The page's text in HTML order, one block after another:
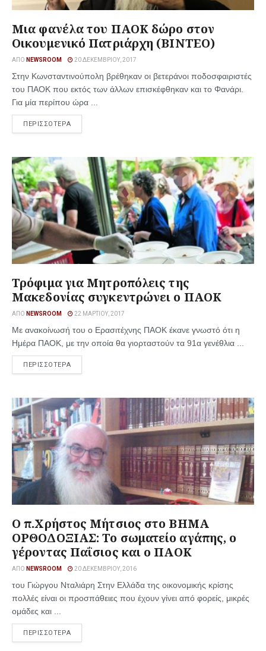
Μια φανέλα του ΠΑΟΚ δώρο στον
Οικουμενικό Πατριάρχη (ΒΙΝΤΕΟ)
ΑΠΌ NEWSROOM 20 ΔΕΚΕΜΒΡΊΟΥ, 2017
Στην Κωνσταντινούπολη βρέθηκαν οι βετεράνοι ποδοσφαιριστές
του ΠΑΟΚ που εκτός των άλλων επισκέφθηκαν και το Φανάρι.
Για μία περίπου ώρα ...
ΠΕΡΙΣΣΟΤΕΡΑ
Τρόφιμα για Μητροπόλεις της
Μακεδονίας συγκεντρώνει ο ΠΑΟΚ
ΑΠΌ NEWSROOM 22 ΜΑΡΤΊΟΥ, 2017
Με ανακοίνωσή του ο Ερασιτέχνης ΠΑΟΚ έκανε γνωστό ότι η
Ημέρα ΠΑΟΚ, με την οποία θα γιορταστούν τα 91α γενέθλια ...
ΠΕΡΙΣΣΟΤΕΡΑ
Ο π.Χρήστος Μήτσιος στο ΒΗΜΑ
ΟΡΘΟΔΟΞΙΑΣ: Το σωματείο αγάπης, ο
γέροντας Παΐσιος και ο ΠΑΟΚ
ΑΠΌ NEWSROOM 20 ΔΕΚΕΜΒΡΊΟΥ, 2016
του Γιώργου Νταλιάρη Στην Ελλάδα της οικονομικής κρίσης
πολλές είναι οι προσπάθειες που έχουν γίνει από φορείς, μικρές
ομάδες και ...
ΠΕΡΙΣΣΟΤΕΡΑ